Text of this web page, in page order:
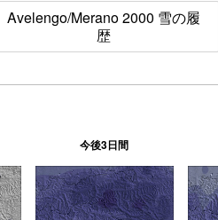
Avelengo/Merano 2000 雪の履
歴
今後3日間